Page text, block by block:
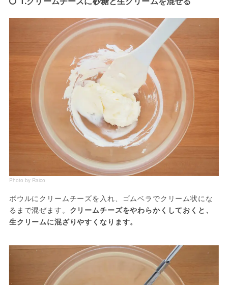
Photo by Raico
ボウルにクリームチーズを入れ、ゴムベラでクリーム状にな
るまで混ぜます。 クリームチーズをやわらかくしておくと、
生クリームに混ざりやすくなります。